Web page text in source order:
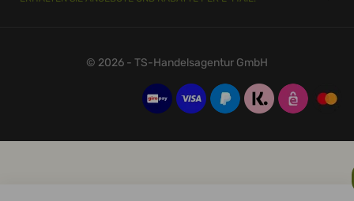
© 2026 - TS-Handelsagentur GmbH